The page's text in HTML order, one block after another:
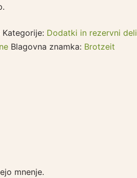
Kategorije: Dodatki in rezervni deli
Blagovna znamka: Brotzeit
mnenje.